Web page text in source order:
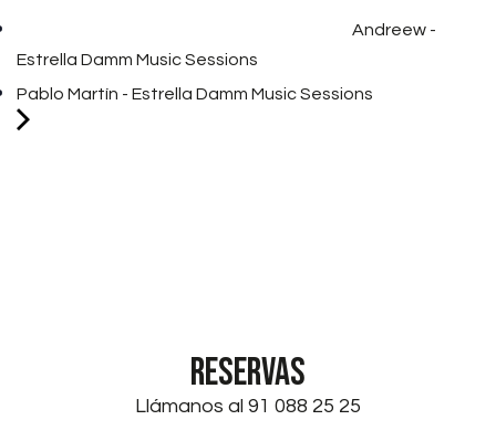
Andreew -
Estrella Damm Music Sessions
Pablo Martín - Estrella Damm Music Sessions
RESERVAS
Llámanos al 91 088 25 25